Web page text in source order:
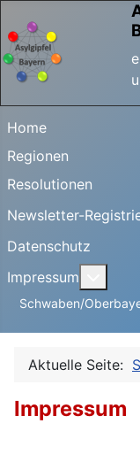
Home
Regionen
Resolutionen
Newsletter-
Datenschutz
Impressum
Schwaben/
Aktuelle Seite:
Impressum